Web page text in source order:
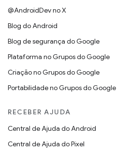
@AndroidDev no X
Blog do Android
Blog de segurança do Google
Plataforma no Grupos do Google
Criação no Grupos do Google
Portabilidade no Grupos do Google
RECEBER AJUDA
Central de Ajuda do Android
Central de Ajuda do Pixel